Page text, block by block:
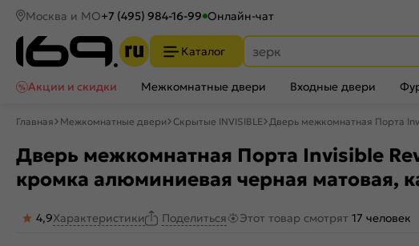
Москва и МО+7 (495) 984-16-99 Онлайн-чат
Каталог
Акции и скидки
Межкомнатные двери Входные двери
Главная Межкомнатные двери Скрытые INVISIBLE Дверь межкомнатная Порта
Дверь межкомнатная Порта Invisible
кромка алюминиевая черная матовая,
4,9Характеристики Поделиться Этот товар смотрят 17 человек